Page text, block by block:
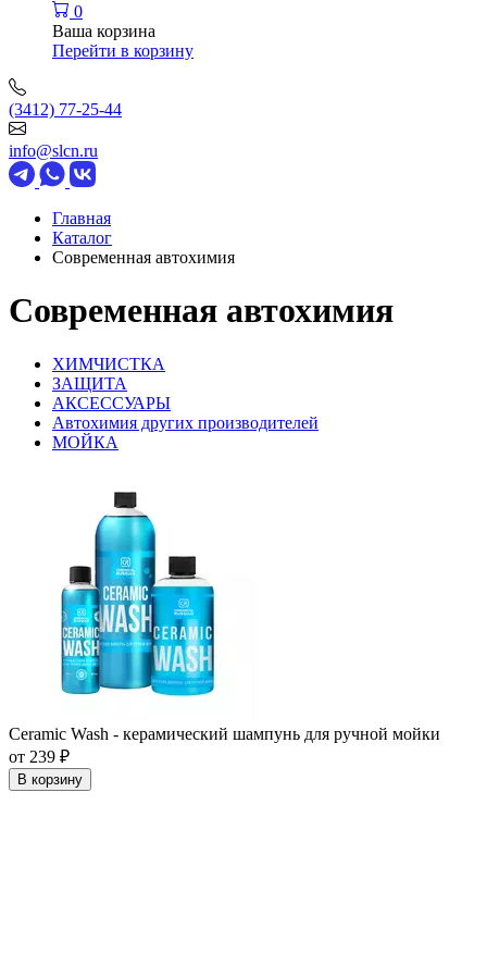
0
Ваша корзина
Перейти в корзину
(3412) 77-25-44
info@slcn.ru
Главная
Каталог
Современная автохимия
Современная автохимия
ХИМЧИСТКА
ЗАЩИТА
АКСЕССУАРЫ
Автохимия других производителей
МОЙКА
Ceramic Wash - керамический шампунь для ручной мойки
от 239 ₽
В корзину